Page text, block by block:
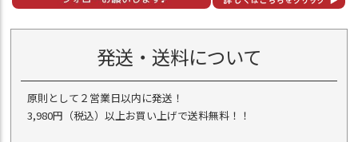
発送・送料について
原則として２営業日以内に発送！
3,980円（税込）以上お買い上げで送料無料！！